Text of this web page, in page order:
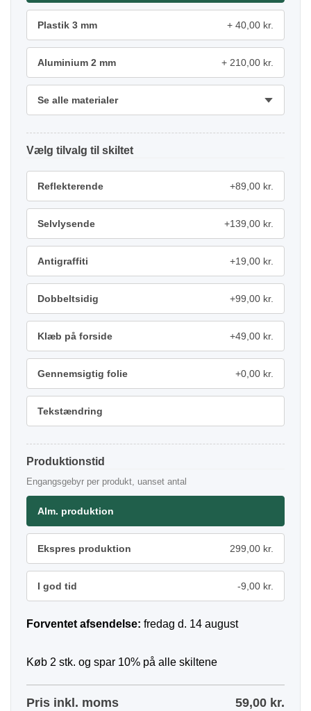
Plastik 3 mm 40,00 kr.
Aluminium 2 mm 210,00 kr.
Se alle materialer
tilvalg
Reflekterende +89,00 kr.
Selvlysende +139,00 kr.
Antigraffiti +19,00 kr.
Dobbeltsidig +99,00 kr.
Klæb på forside +49,00 kr.
Gennemsigtig folie +0,00 kr.
Tekstændring
Produktionstid
Engangsgebyr per produkt, uanset antal
Alm. produktion
Ekspres produktion 299,00 kr.
I god tid -9,00 kr.
Forventet afsendelse: fredag d. 14 august
Køb 2 stk. og spar 10% på alle skiltene
Pris inkl. moms 59,00 kr.